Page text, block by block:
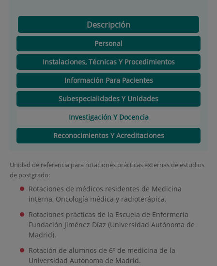
Descripción
Personal
Instalaciones, Técnicas Y Procedimientos
Información Para Pacientes
Subespecialidades Y Unidades
Investigación Y Docencia
Reconocimientos Y Acreditaciones
Unidad de referencia para rotaciones prácticas externas de estudios
de postgrado:
Rotaciones de médicos residentes de Medicina
interna, Oncología médica y radioterápica.
Rotaciones prácticas de la Escuela de Enfermería
Fundación Jiménez Díaz (Universidad Autónoma de
Madrid).
Rotación de alumnos de 6º de medicina de la
Universidad Autónoma de Madrid.